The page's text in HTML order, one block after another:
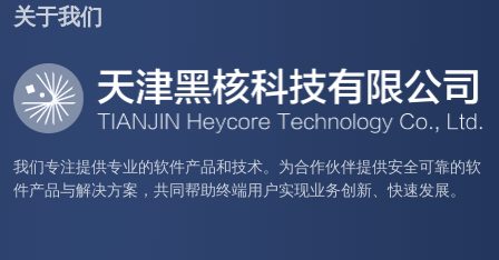
关于我们
我们专注提供专业的软件产品和技术。为合作伙伴提供安全可靠的软
件产品与解决方案，共同帮助终端用户实现业务创新、快速发展。